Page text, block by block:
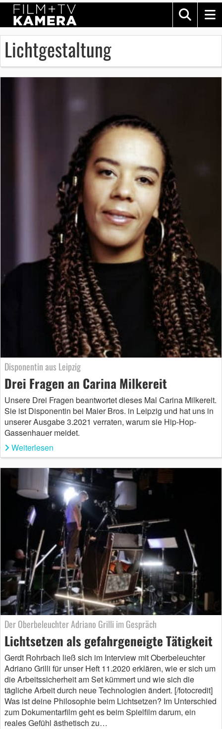
Lichtgestaltung
Disponentin aus Leipzig
Drei Fragen an Carina Milkereit
Unsere Drei Fragen beantwortet dieses Mal Carina Milkereit.
Sie ist Disponentin bei Maier Bros. in Leipzig und hat uns in
unserer Ausgabe 3.2021 verraten, warum sie Hip-Hop-
Gassenhauer meidet.
Weiterlesen
Der Oberbeleuchter Adriano Grilli im Gespräch
Lichtsetzen als gefahrgeneigte Tätigkeit
Gerdt Rohrbach ließ sich im Interview mit Oberbeleuchter
Adriano Grilli für unser Heft 11.2020 erklären, wie er sich um
die Arbeitssicherheit am Set kümmert und wie sich die
tägliche Arbeit durch neue Technologien ändert. [/fotocredit]
Was ist deine Philosophie beim Lichtsetzen? Im Unterschied
zum Dokumentarfilm geht es beim Spielfilm darum, ein
reales Gefühl ästhetisch zu…